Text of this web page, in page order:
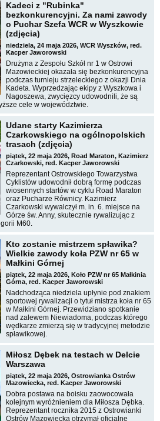
Kadeci z "Rubinka"
bezkonkurencyjni. Za nami zawody
o Puchar Szefa WCR w Wyszkowie
(zdjęcia)
niedziela, 24 maja 2026, WCR Wyszków, red.
Kacper Jaworowski
Drużyna z Zespołu Szkół nr 1 w Ostrowi
Mazowieckiej okazała się bezkonkurencyjna
podczas turnieju strzeleckiego z okazji Dnia
Kadeta. Wyprzedzając ekipy z Wyszkowa i
Nagoszewa, zwycięzcy udowodnili, że są
cele w województwie.
Udane starty Kazimierza
Czarkowskiego na ogólnopolskich
trasach (zdjęcia)
piątek, 22 maja 2026, Road Maraton, Kazimierz
Czarkowski, red. Kacper Jaworowski
Reprezentant Ostrowskiego Towarzystwa
Cyklistów udowodnił dobrą formę podczas
wiosennych startów w cyklu Road Maraton
oraz Pucharze Równicy. Kazimierz
Czarkowski wywalczył m. in. 6. miejsce na
Górze św. Anny, skutecznie rywalizując z
M60.
Kto zostanie mistrzem spławika?
Wielkie zawody koła PZW nr 65 w
Małkini Górnej
piątek, 22 maja 2026, Koło PZW nr 65 Małkinia
Górna, red. Kacper Jaworowski
Nadchodząca niedziela upłynie pod znakiem
sportowej rywalizacji o tytuł mistrza koła nr 65
w Małkini Górnej. Przewidziano spotkanie
nad zalewem Niewiadoma, podczas którego
wędkarze zmierzą się w tradycyjnej metodzie
spławikowej.
Miłosz Dębek na testach w Delcie
Warszawa
piątek, 22 maja 2026, Ostrowianka Ostrów
Mazowiecka, red. Kacper Jaworowski
Dobra postawa na boisku zaowocowała
kolejnym wyróżnieniem dla Miłosza Dębka.
Reprezentant rocznika 2015 z Ostrowianki
Ostrów Mazowiecka otrzymał oficjalne